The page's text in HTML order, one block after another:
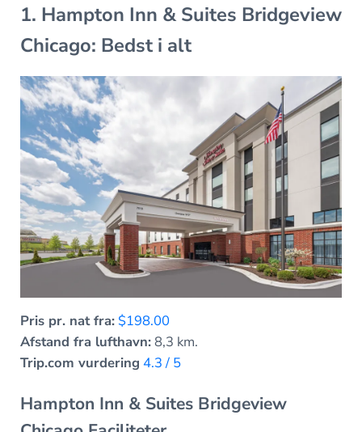
1. Hampton Inn & Suites Bridgeview
Chicago: Bedst i alt
Pris pr. nat fra: $198.00
Afstand fra lufthavn:8,3 km.
Trip.com vurdering 4.3 / 5
Hampton Inn & Suites Bridgeview